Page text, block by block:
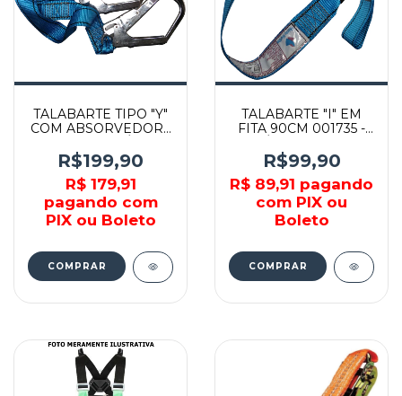
TALABARTE TIPO "Y"
COM ABSORVEDOR -
MARTINS
R$199,90
R$ 179,91
pagando com
PIX ou Boleto
TALABARTE "I" EM
FITA 90CM 001735 -
R$99,90
R$ 89,91 pagando
com PIX ou
Boleto